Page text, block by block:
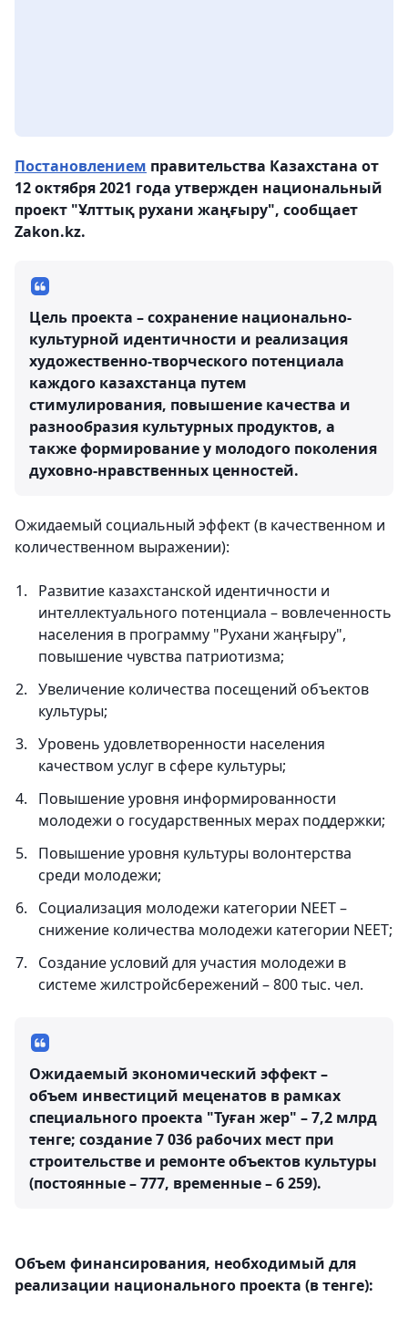
Постановлением правительства Казахстана от
12 октября 2021 года утвержден национальный
проект "Ұлттық рухани жаңғыру", сообщает
Zakon.kz.
Цель проекта – сохранение национально-
культурной идентичности и реализация
художественно-творческого потенциала
каждого казахстанца путем
стимулирования, повышение качества и
разнообразия культурных продуктов, а
также формирование у молодого поколения
духовно-нравственных ценностей.
Ожидаемый социальный эффект (в качественном и
количественном выражении):
Развитие казахстанской идентичности и
интеллектуального потенциала – вовлеченность
населения в программу "Рухани жаңғыру",
повышение чувства патриотизма;
Увеличение количества посещений объектов
культуры;
Уровень удовлетворенности населения
качеством услуг в сфере культуры;
Повышение уровня информированности
молодежи о государственных мерах поддержки;
Повышение уровня культуры волонтерства
среди молодежи;
Социализация молодежи категории NEET –
снижение количества молодежи категории NEET;
Создание условий для участия молодежи в
системе жилстройсбережений – 800 тыс. чел.
Ожидаемый экономический эффект –
объем инвестиций меценатов в рамках
специального проекта "Туған жер" – 7,2 млрд
тенге; создание 7 036 рабочих мест при
строительстве и ремонте объектов культуры
(постоянные – 777, временные – 6 259).
Объем финансирования, необходимый для
реализации национального проекта (в тенге):